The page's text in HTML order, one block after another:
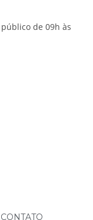
de 09h às
CONTATO